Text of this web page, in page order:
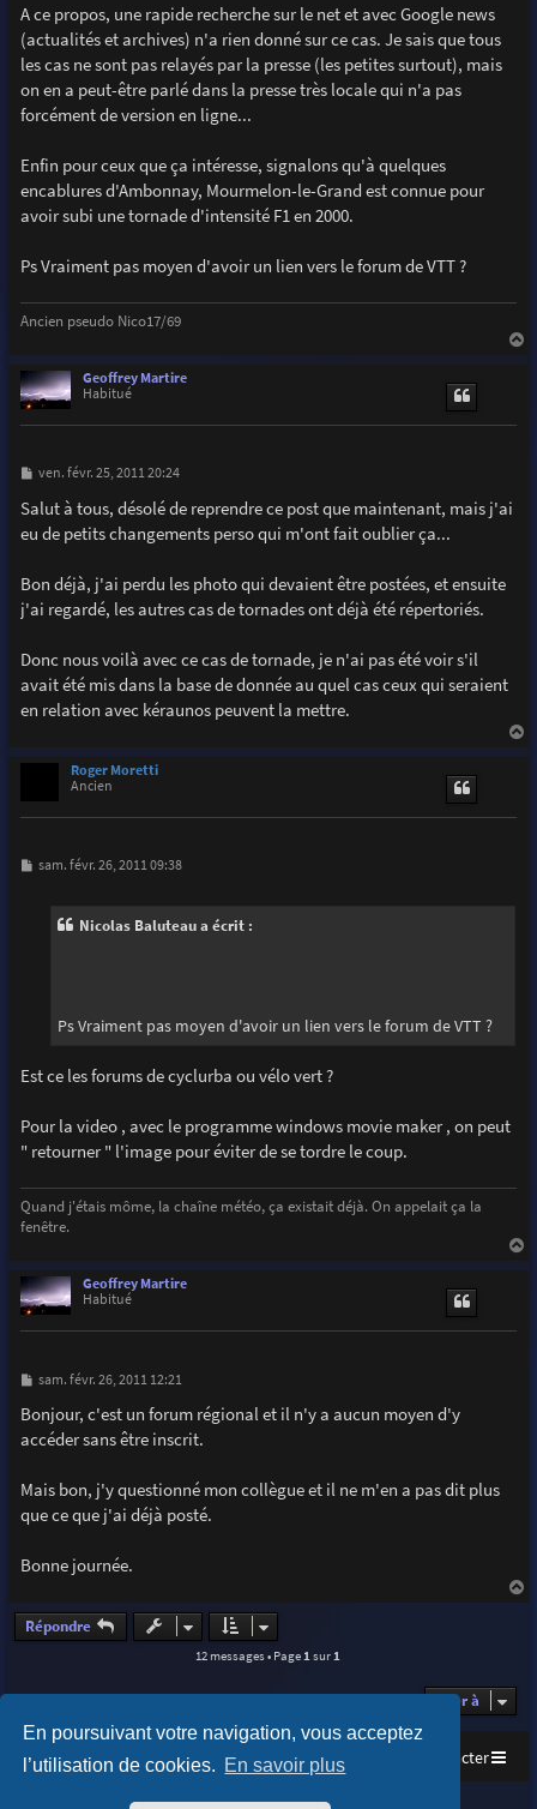
En poursuivant votre navigation, vous acceptez
l’utilisation de cookies. En savoir plus
A ce propos, une rapide recherche sur le net et avec Google news
(actualités et archives) n'a rien donné sur ce cas. Je sais que tous
les cas ne sont pas relayés par la presse (les petites surtout), mais
on en a peut-être parlé dans la presse très locale qui n'a pas
forcément de version en ligne...
Enfin pour ceux que ça intéresse, signalons qu'à quelques
encablures d'Ambonnay, Mourmelon-le-Grand est connue pour
avoir subi une tornade d'intensité F1 en 2000.
Ps Vraiment pas moyen d'avoir un lien vers le forum de VTT ?
Ancien pseudo Nico17/69
Geoffrey Martire
Habitué
M
s
s
a
ven. févr. 25, 2011 20:24
Salut à tous, désolé de reprendre ce post que maintenant, mais j'ai
eu de petits changements perso qui m'ont fait oublier ça...
Bon déjà, j'ai perdu les photo qui devaient être postées, et ensuite
j'ai regardé, les autres cas de tornades ont déjà été répertoriés.
Donc nous voilà avec ce cas de tornade, je n'ai pas été voir s'il
avait été mis dans la base de donnée au quel cas ceux qui seraient
en relation avec kéraunos peuvent la mettre.
Roger Moretti
Ancien
M
sam. févr. 26, 2011 09:38
Nicolas Baluteau a écrit :
Ps Vraiment pas moyen d'avoir un lien vers le forum de VTT ?
Est ce les forums de cyclurba ou vélo vert ?
Pour la video , avec le programme windows movie maker , on peut
" retourner " l'image pour éviter de se tordre le coup.
Quand j'étais môme, la chaîne météo, ça existait déjà. On appelait ça la
fenêtre.
Geoffrey Martire
Habitué
M
s
s
a
sam. févr. 26, 2011 12:21
Bonjour, c'est un forum régional et il n'y a aucun moyen d'y
accéder sans être inscrit.
Mais bon, j'y questionné mon collègue et il ne m'en a pas dit plus
que ce que j'ai déjà posté.
Bonne journée.
a
Répondre
12 messages • Page1sur1
Aller à
Accueil Index du forum Nous contacter
Purplexion style byIan Bradley